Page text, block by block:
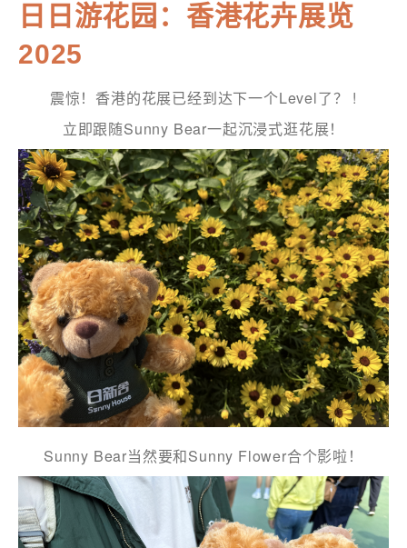
訂閱電子報
*為必填項目
稱謂
先生
小姐
女士
姓
日日游花园：香港花卉展览
2025
震惊！香港的花展已经到达下一个Level了？ !
立即跟随Sunny Bear一起沉浸式逛花展！
Sunny Bear当然要和Sunny Flower合个影啦！